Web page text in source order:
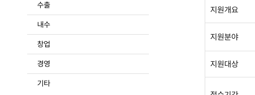
수출
내수
창업
경영
기타
지원개요
지원분야
지원대상